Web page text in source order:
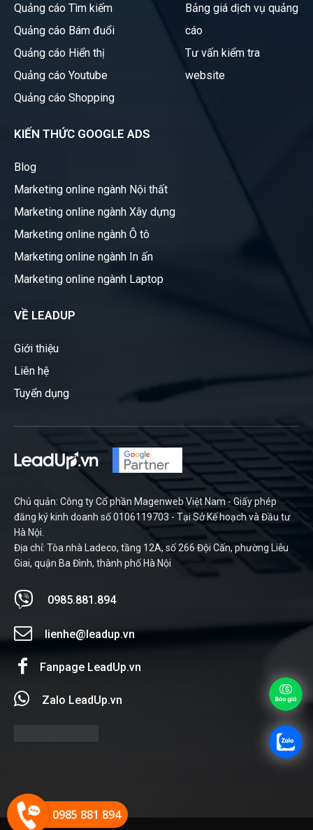
Quảng cáo Tìm kiếm
Quảng cáo Bám đuổi
Quảng cáo Hiển thị
Quảng cáo Youtube
Quảng cáo Shopping
Bảng giá dịch vụ quảng
cáo
Tư vấn kiểm tra
website
KIẾN THỨC GOOGLE ADS
Blog
Marketing online ngành Nội thất
Marketing online ngành Xây dựng
Marketing online ngành Ô tô
Marketing online ngành In ấn
Marketing online ngành Laptop
VỀ LEADUP
Giới thiệu
Liên hệ
Tuyển dụng
Chủ quản: Công ty Cổ phần Magenweb Việt Nam - Giấy phép
đăng ký kinh doanh số 0106119703 - Tại Sở Kế hoạch và Đầu tư
Hà Nội.
Địa chỉ: Tòa nhà Ladeco, tầng 12A, số 266 Đội Cấn, phường Liễu
Giai, quận Ba Đình, thành phố Hà Nội
0985.881.894
lienhe@leadup.vn
Fanpage LeadUp.vn
Zalo LeadUp.vn
0985 881 894